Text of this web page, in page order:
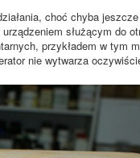
choć chyba
służącym do
przykładem w tym
nie wytwarza